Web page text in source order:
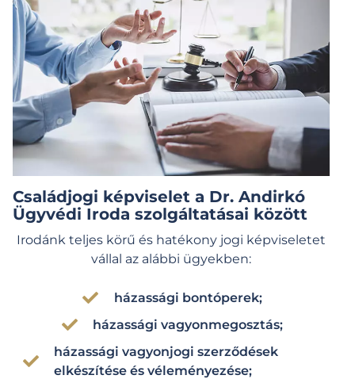
Családjogi képviselet a Dr. Andirkó
Ügyvédi Iroda szolgáltatásai között
Irodánk teljes körű és hatékony jogi képviseletet
vállal az alábbi ügyekben:
házassági bontóperek;
házassági vagyonmegosztás;
házassági vagyonjogi szerződések
elkészítése és véleményezése;